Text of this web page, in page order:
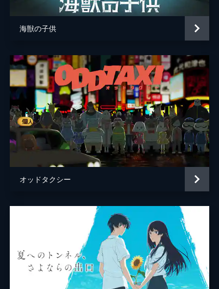
押山清高
原作 藤本タツキ
音楽 haruka nakamura
アニメーション制作 スタジオドリアン
製作 勝股英夫
瓶子吉久
押山清高
海獣の子供
オッドタクシー